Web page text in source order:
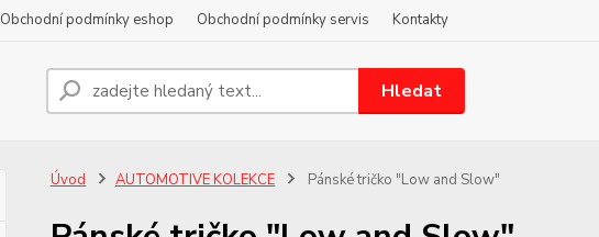
Obchodní podmínky eshop Obchodní podmínky servis Kontakty
Hledat
Úvod AUTOMOTIVE KOLEKCE Pánské tričko "Low and Slow"